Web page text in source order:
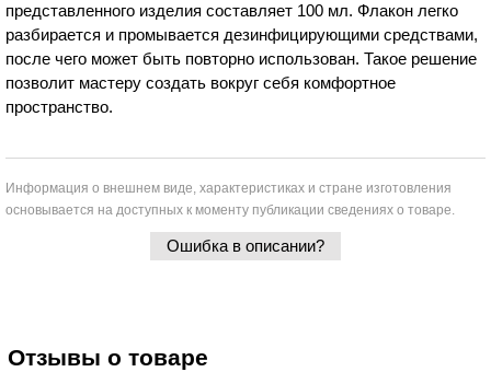
представленного изделия составляет 100 мл. Флакон легко
разбирается и промывается дезинфицирующими средствами,
после чего может быть повторно использован. Такое решение
позволит мастеру создать вокруг себя комфортное
пространство.
Информация о внешнем виде, характеристиках и стране изготовления
основывается на доступных к моменту публикации сведениях о товаре.
Ошибка в описании?
Отзывы о товаре